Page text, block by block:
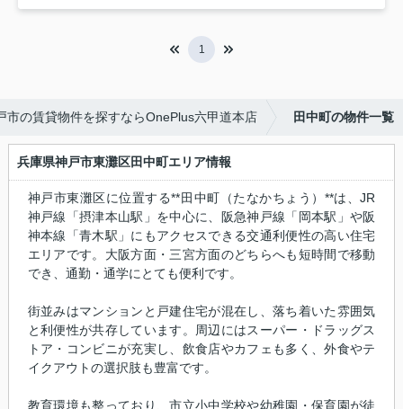
1
市の賃貸物件を探すならOnePlus六甲道本店 田中町の物件一覧
兵庫県神戸市東灘区田中町エリア情報
神戸市東灘区に位置する**田中町（たなかちょう）**は、JR
神戸線「摂津本山駅」を中心に、阪急神戸線「岡本駅」や阪
神本線「青木駅」にもアクセスできる交通利便性の高い住宅
エリアです。大阪方面・三宮方面のどちらへも短時間で移動
でき、通勤・通学にとても便利です。
街並みはマンションと戸建住宅が混在し、落ち着いた雰囲気
と利便性が共存しています。周辺にはスーパー・ドラッグス
トア・コンビニが充実し、飲食店やカフェも多く、外食やテ
イクアウトの選択肢も豊富です。
教育環境も整っており、市立小中学校や幼稚園・保育園が徒